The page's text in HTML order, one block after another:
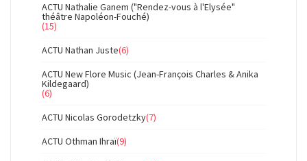
ACTU Nathalie Ganem ("Rendez-vous à l'Elysée"
théâtre Napoléon-Fouché)
(15)
ACTU Nathan Juste(6)
ACTU New Flore Music (Jean-François Charles & Anika
Kildegaard)
(6)
ACTU Nicolas Gorodetzky(7)
ACTU Othman Ihraï(9)